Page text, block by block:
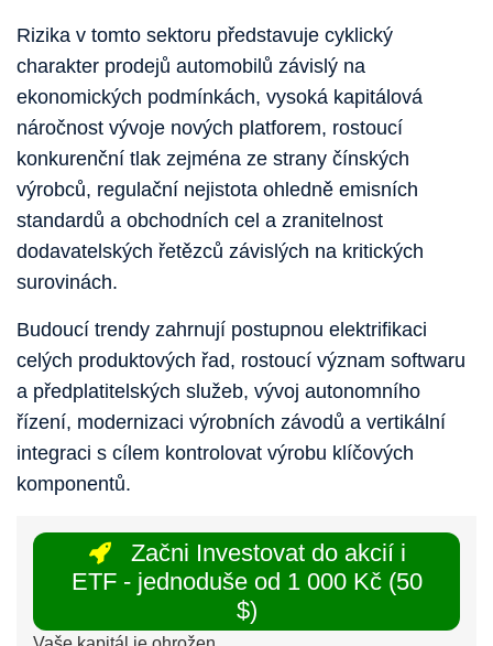
Rizika v tomto sektoru představuje cyklický
charakter prodejů automobilů závislý na
ekonomických podmínkách, vysoká kapitálová
náročnost vývoje nových platforem, rostoucí
konkurenční tlak zejména ze strany čínských
výrobců, regulační nejistota ohledně emisních
standardů a obchodních cel a zranitelnost
dodavatelských řetězců závislých na kritických
surovinách.
Budoucí trendy zahrnují postupnou elektrifikaci
celých produktových řad, rostoucí význam softwaru
a předplatitelských služeb, vývoj autonomního
řízení, modernizaci výrobních závodů a vertikální
integraci s cílem kontrolovat výrobu klíčových
komponentů.
Začni Investovat do akcií i
ETF - jednoduše od 1 000 Kč (50
$)